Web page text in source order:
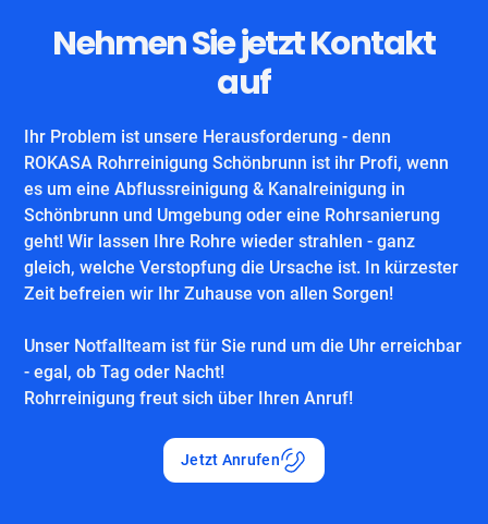
Nehmen Sie jetzt Kontakt
auf
Ihr Problem ist unsere Herausforderung - denn
ROKASA Rohrreinigung Schönbrunn ist ihr Profi, wenn
es um eine Abflussreinigung & Kanalreinigung in
Schönbrunn und Umgebung oder eine Rohrsanierung
geht! Wir lassen Ihre Rohre wieder strahlen - ganz
gleich, welche Verstopfung die Ursache ist. In kürzester
Zeit befreien wir Ihr Zuhause von allen Sorgen!
Unser Notfallteam ist für Sie rund um die Uhr erreichbar
- egal, ob Tag oder Nacht!
Rohrreinigung freut sich über Ihren Anruf!
Jetzt Anrufen